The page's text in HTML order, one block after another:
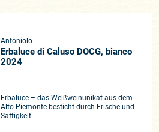
aus dem nördlichen Piemont.
nicht oft genug empfehlen!“ Auch
Weingut allerlei Auszeichnungen
Italiens finden sich die
den Weinkarten.
kleine Juwel der italienischen
Antoniolo
Erbaluce di Caluso DOCG, bianco
2024
Erbaluce – das Weißweinunikat aus dem
Alto Piemonte besticht durch Frische und
Saftigkeit